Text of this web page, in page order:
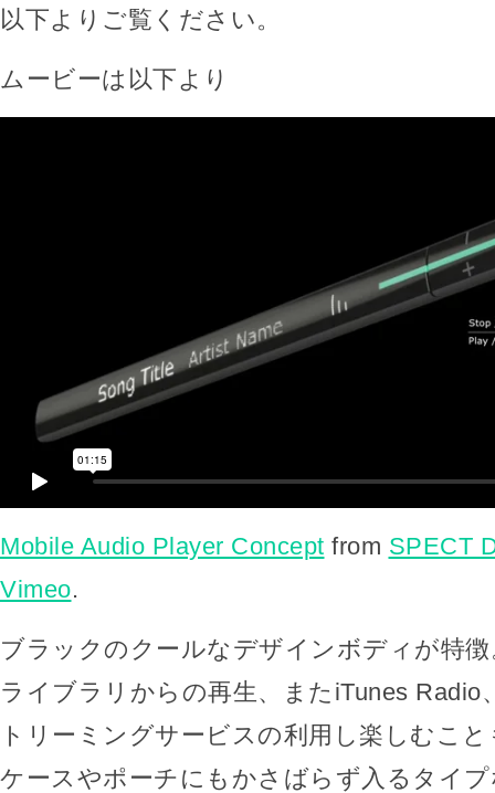
以下よりご覧ください。
ムービーは以下より
Mobile Audio Player Concept from SPECT
Vimeo.
ブラックのクールなデザインボディが特
ライブラリからの再生、またiTunes Radio
トリーミングサービスの利用し楽しむこ
ケースやポーチにもかさばらず入るタイ